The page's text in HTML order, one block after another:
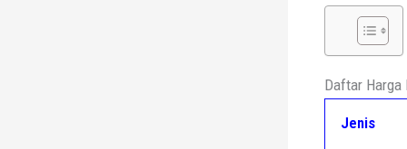
Daftar
Jenis